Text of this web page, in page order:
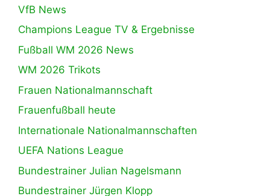
VfB News
Champions League TV & Ergebnisse
Fußball WM 2026 News
WM 2026 Trikots
Frauen Nationalmannschaft
Frauenfußball heute
Internationale Nationalmannschaften
UEFA Nations League
Bundestrainer Julian Nagelsmann
Bundestrainer Jürgen Klopp